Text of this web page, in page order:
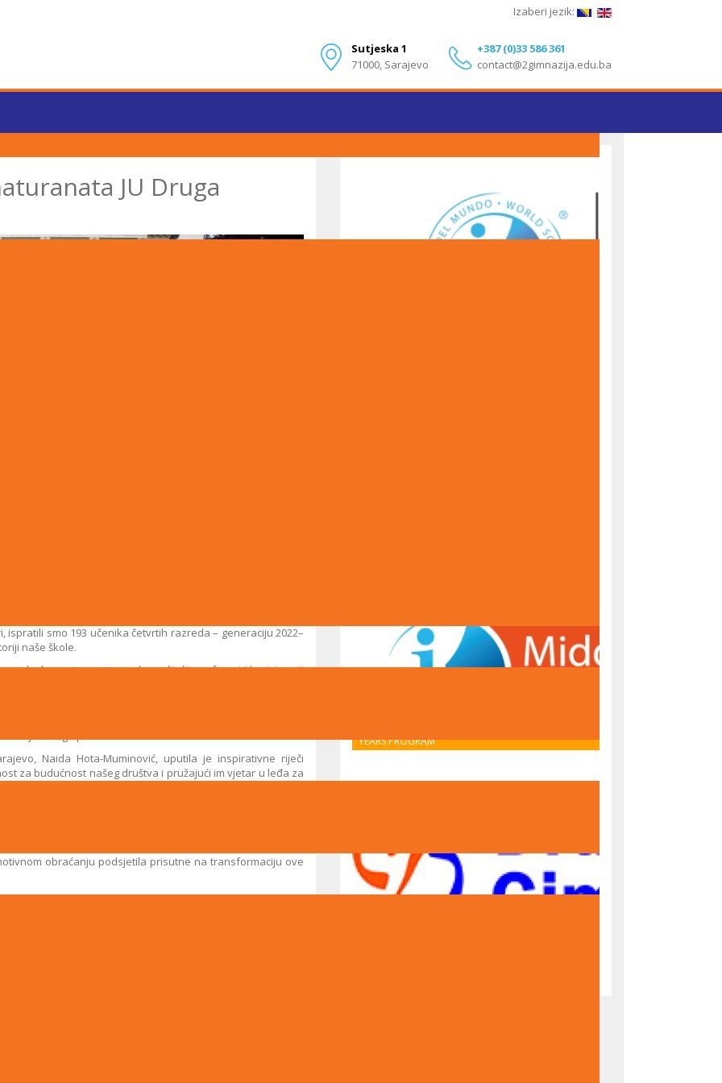
+387 (0)33 586 361
contact@2gimnazija.edu.ba
Sutjeska 1
71000, Sarajevo
Izaberi jezik:
JU Druga
na svečanoj promociji maturanata JU Druga gimnazija
smo 193 učenika četvrtih razreda – generaciju 2022–
naše škole.
ulaska maturanata u salu, roditelji, profesori i brojni gosti
ispunjene smijehom, školskim klupama, ekskurzijama i
put i izazvao prve suze radosnice u publici.
i prelijepih mladih ljudi, prisutnima su se obratili
ljudi dugo pamtiti.
Naida Hota-Muminović, uputila je inspirativne riječi
za budućnost našeg društva i pružajući im vjetar u leđa za
Druge gimnazije Sarajevo, podsjećajući ih na to da veza sa
obraćanju podsjetila prisutne na transformaciju ove
nesigurnosti, a večeras iz nje odlazite kao mladi ljudi spremni za
talenat i kreativnost, ali ono što nas posebno raduje jeste
solidarnost i zajedništvo."
razrednici. Sa suzama u očima i glasom punim ponosa,
razredima koje su brižno vodili kroz protekle četiri
Druga gimnazija Sarajevo nije samo obrazovna ustanova,
vama su novi univerzitet, novi gradovi i nove životne staze.
YEARS PROGRAM